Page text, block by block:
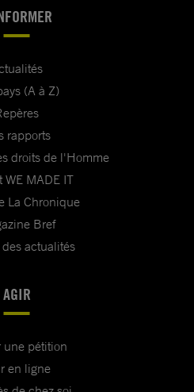
(A à Z)
rapports
droits de l'Homme
WE MADE IT
La Chronique
Bref
actualités
AGIR
une pétition
en ligne